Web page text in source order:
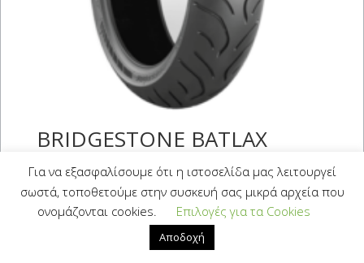
BRIDGESTONE BATLAX
SPORT TOURING T30 EVO
GT 120/70 ZR 17 (58W)
0,00€ Με Φ.Π.Α.
Για να εξασφαλίσουμε ότι η ιστοσελίδα μας λειτουργεί
σωστά, τοποθετούμε στην συσκευή σας μικρά αρχεία που
ονομάζονται cookies.
Επιλογές για τα Cookies
Αποδοχή